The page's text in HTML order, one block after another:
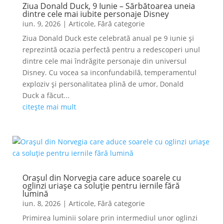
Ziua Donald Duck, 9 Iunie – Sărbătoarea uneia
dintre cele mai iubite personaje Disney
iun. 9, 2026| Articole, Fără categorie
Ziua Donald Duck este celebrată anual pe 9 iunie și
reprezintă ocazia perfectă pentru a redescoperi unul
dintre cele mai îndrăgite personaje din universul
Disney. Cu vocea sa inconfundabilă, temperamentul
exploziv și personalitatea plină de umor, Donald
Duck a făcut...
citește mai mult
Orașul din Norvegia care aduce soarele cu
oglinzi uriașe ca soluție pentru iernile fără
lumină
iun. 8, 2026| Articole, Fără categorie
Primirea luminii solare prin intermediul unor oglinzi